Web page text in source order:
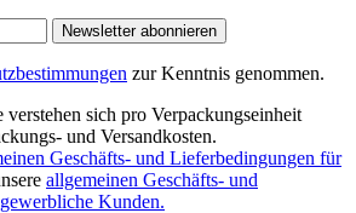
Newsletter abonnieren
zur Kenntnis genommen.
verstehen sich pro Verpackungseinheit
und Versandkosten.
Geschäfts- und Lieferbedingungen für
allgemeinen Geschäfts- und
Kunden.